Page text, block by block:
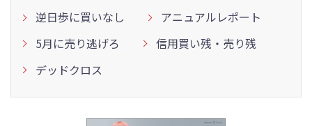
逆日歩に買いなし
アニュアルレポート
5月に売り逃げろ
信用買い残・売り残
デッドクロス